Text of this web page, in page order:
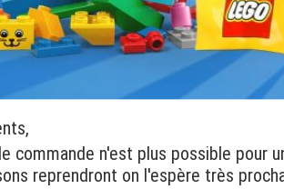
commande n'est plus possible pour
reprendront on l'espère très